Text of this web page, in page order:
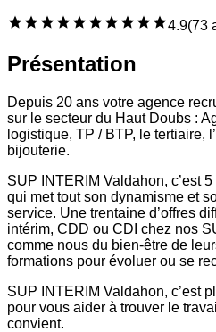
4.9(73
Présentation
Depuis 20 ans votre agence
sur le secteur du Haut Doubs :
logistique, TP / BTP, le tertiaire,
bijouterie.
SUP INTERIM Valdahon, c’est
qui met tout son dynamisme et
service. Une trentaine d’offres
intérim, CDD ou CDI chez nos
comme nous du bien-être de
formations pour évoluer ou se
SUP INTERIM Valdahon, c’est
pour vous aider à trouver le
convient.